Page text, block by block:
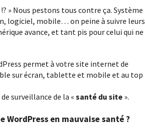
!? » Nous pestons tous contre ça. Système
logiciel, mobile… on peine à suivre leurs
avance, et tant pis pour celui qui ne
permet à votre site internet de
sur écran, tablette et mobile et au top
surveillance de la « santé du site ».
WordPress en mauvaise santé ?